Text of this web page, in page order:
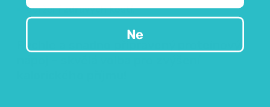
udrženízdravých kostí.
Rychle a snadno připravený proteinový
Ne